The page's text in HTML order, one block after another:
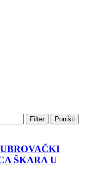
Filter Poništi
ŠKARA U